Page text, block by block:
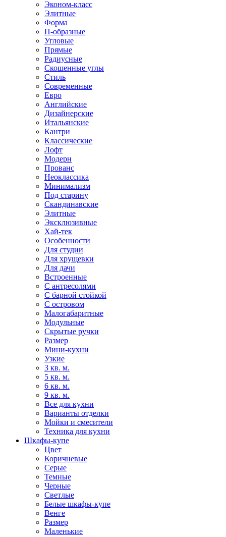
Эконом-класс
Элитные
Форма
П-образные
Угловые
Прямые
Радиусные
Скошенные углы
Стиль
Современные
Евро
Английские
Дизайнерские
Итальянские
Кантри
Классические
Лофт
Модерн
Прованс
Неоклассика
Минимализм
Под старину
Скандинавские
Элитные
Эксклюзивные
Хай-тек
Особенности
Для студии
Для хрущевки
Для дачи
Встроенные
С антресолями
С барной стойкой
С островом
Малогабаритные
Модульные
Скрытые ручки
Размер
Мини-кухни
Узкие
3 кв. м.
5 кв. м.
6 кв. м.
9 кв. м.
Все для кухни
Варианты отделки
Мойки и смесители
Техника для кухни
Шкафы-купе
Цвет
Коричневые
Серые
Темные
Черные
Светлые
Белые шкафы-купе
Венге
Размер
Маленькие